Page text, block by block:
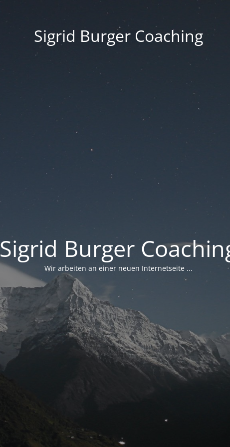
Sigrid Burger Coaching
Sigrid Burger
Wir arbeiten an einer neuen Internetseite ...